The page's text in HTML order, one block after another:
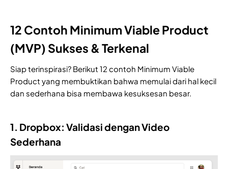
12 Contoh Minimum Viable Product
(MVP) Sukses & Terkenal
Siap terinspirasi? Berikut 12 contoh Minimum Viable
Product yang membuktikan bahwa memulai dari hal kecil
dan sederhana bisa membawa kesuksesan besar.
1. Dropbox: Validasi dengan Video
Sederhana